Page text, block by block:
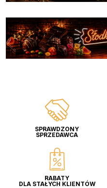
SPRAWDZONY
SPRZEDAWCA
RABATY
DLA STAŁYCH KLIENTÓW